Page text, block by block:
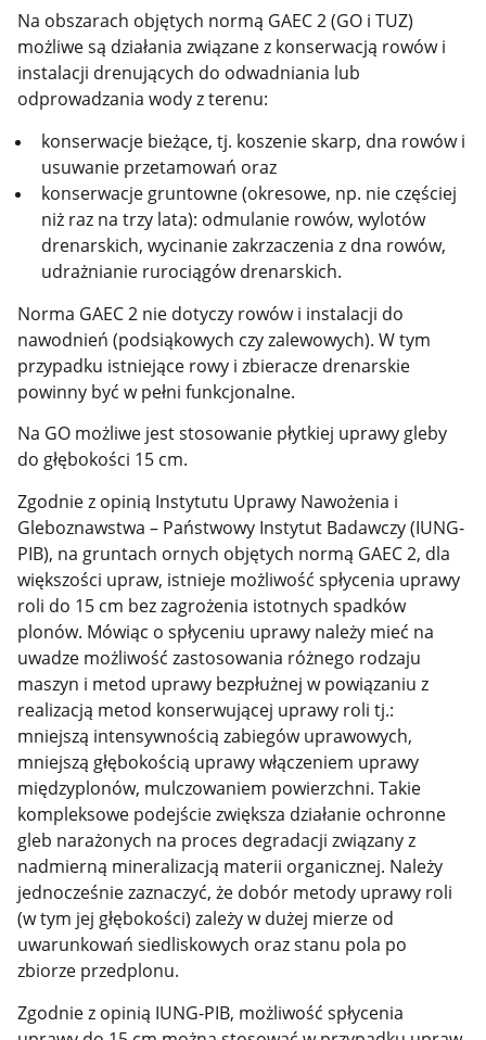
Na obszarach objętych normą GAEC 2 (GO i TUZ)
możliwe są działania związane z konserwacją rowów i
instalacji drenujących do odwadniania lub
odprowadzania wody z terenu:
konserwacje bieżące, tj. koszenie skarp, dna rowów i
usuwanie przetamowań oraz
konserwacje gruntowne (okresowe, np. nie częściej
niż raz na trzy lata): odmulanie rowów, wylotów
drenarskich, wycinanie zakrzaczenia z dna rowów,
udrażnianie rurociągów drenarskich.
Norma GAEC 2 nie dotyczy rowów i instalacji do
nawodnień (podsiąkowych czy zalewowych). W tym
przypadku istniejące rowy i zbieracze drenarskie
powinny być w pełni funkcjonalne.
Na GO możliwe jest stosowanie płytkiej uprawy gleby
do głębokości 15 cm.
Zgodnie z opinią Instytutu Uprawy Nawożenia i
Gleboznawstwa – Państwowy Instytut Badawczy (IUNG-
PIB), na gruntach ornych objętych normą GAEC 2, dla
większości upraw, istnieje możliwość spłycenia uprawy
roli do 15 cm bez zagrożenia istotnych spadków
plonów. Mówiąc o spłyceniu uprawy należy mieć na
uwadze możliwość zastosowania różnego rodzaju
maszyn i metod uprawy bezpłużnej w powiązaniu z
realizacją metod konserwującej uprawy roli tj.:
mniejszą intensywnością zabiegów uprawowych,
mniejszą głębokością uprawy włączeniem uprawy
międzyplonów, mulczowaniem powierzchni. Takie
kompleksowe podejście zwiększa działanie ochronne
gleb narażonych na proces degradacji związany z
nadmierną mineralizacją materii organicznej. Należy
jednocześnie zaznaczyć, że dobór metody uprawy roli
(w tym jej głębokości) zależy w dużej mierze od
uwarunkowań siedliskowych oraz stanu pola po
zbiorze przedplonu.
Zgodnie z opinią IUNG-PIB, możliwość spłycenia